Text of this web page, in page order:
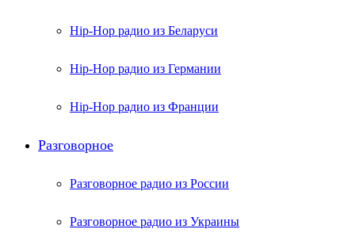
Hip-Hop радио из Беларуси
Hip-Hop радио из Германии
Hip-Hop радио из Франции
Разговорное
Разговорное радио из России
Разговорное радио из Украины